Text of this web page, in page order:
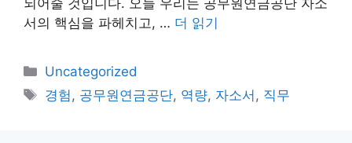
서의 핵심을 파헤치고, … 더 읽기
카
테
고
Uncategorized
태
경험 , 공무원연금공단, 역량, 자소서 , 직무